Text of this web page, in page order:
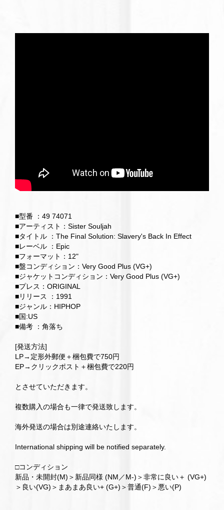
■型番 ：49 74071
■アーティスト：Sister Souljah
■タイトル ：The Final Solution: Slavery's Back In Effect
■レーベル ：Epic
■フォーマット：12"
■盤コンディション：Very Good Plus (VG+)
■ジャケットコンディション：Very Good Plus (VG+)
■プレス：ORIGINAL
■リリース ：1991
■ジャンル：HIPHOP
■国:US
■備考 ：角落ち
[発送方法]
LP→定形外郵便＋梱包費で750円
EP→クリックポスト＋梱包費で220円
とさせていただきます。
複数購入の場合も一律で発送致します。
海外発送の場合は別途連絡いたします。
International shipping will be notified separately.
□コンディション
新品・未開封(M)＞新品同様 (NM／M-)＞非常に良い＋ (VG+)
＞良い(VG)＞まあまあ良い+ (G+)＞普通(F)＞悪い(P)